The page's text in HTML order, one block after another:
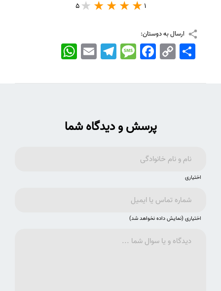
1
5
ارسال به دوستان:
WhatsApp EmailTelegramMessageFacebook Copy
Link
اشتراک
پرسش و دیدگاه شما
اختیاری
اختیاری (نمایش داده نخواهد شد)